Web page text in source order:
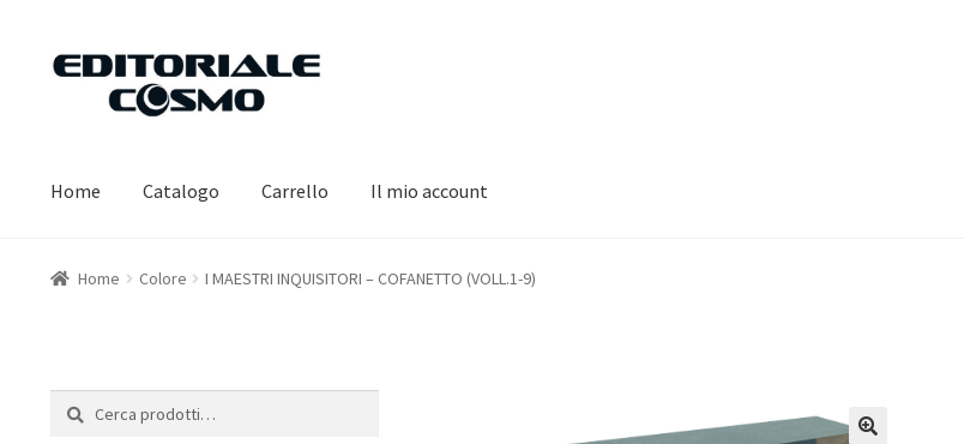
Vai
navigazione
Vai
Home Catalogo Carrello Il mio account
Home Colore I MAESTRI INQUISITORI – COFANETTO (VOLL.1-9)
Cerca:
Cerca